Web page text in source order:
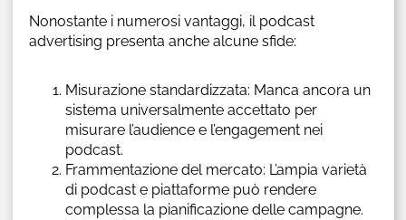
Nonostante i numerosi vantaggi, il podcast
advertising presenta anche alcune sfide:
Misurazione standardizzata: Manca ancora un
sistema universalmente accettato per
misurare l’audience e l’engagement nei
podcast.
Frammentazione del mercato: L’ampia varietà
di podcast e piattaforme può rendere
complessa la pianificazione delle campagne.